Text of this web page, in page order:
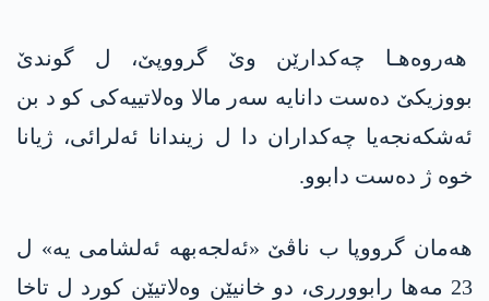
هەروه‌هـا چەکدارێن وێ گرووپێ، ل گوندێ
بووزیکێ دەست دانایه‌ سەر مالا وەلاتییەکی کو د بن
ئه‌شکەنجەیا چەکداران دا ل زیندانا ئەلرائی، ژیانا
خوە ژ دەست دابوو.
هەمان گرووپا ب ناڤێ «ئەلجەبهە ئەلشامی یە» ل
23 مه‌ها رابوورری، دو خانیێن وەلاتیێن کورد ل تاخا